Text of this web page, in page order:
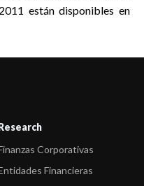
están disponibles en
Corporativas
Financieras